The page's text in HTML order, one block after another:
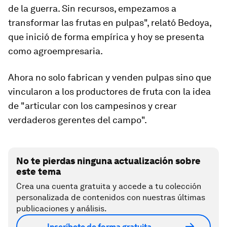
de la guerra. Sin recursos, empezamos a
transformar las frutas en pulpas", relató Bedoya,
que inició de forma empírica y hoy se presenta
como agroempresaria.
Ahora no solo fabrican y venden pulpas sino que
vincularon a los productores de fruta con la idea
de "articular con los campesinos y crear
verdaderos gerentes del campo".
No te pierdas ninguna actualización sobre
este tema
Crea una cuenta gratuita y accede a tu colección
personalizada de contenidos con nuestras últimas
publicaciones y análisis.